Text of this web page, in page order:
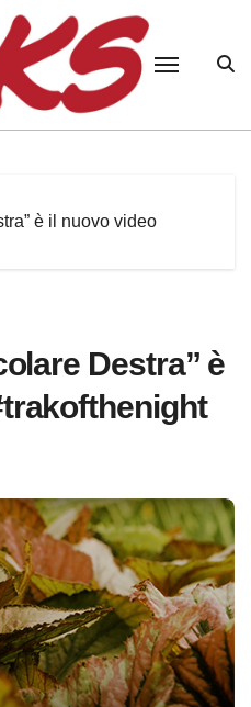
è il nuovo video
Destra” è